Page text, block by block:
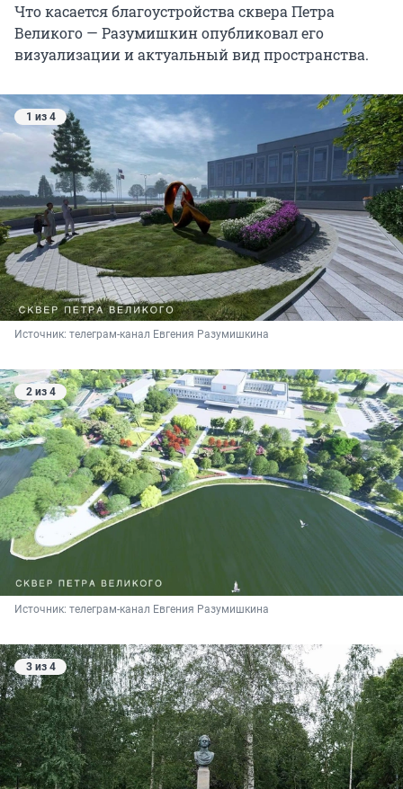
Что касается благоустройства сквера Петра
Великого — Разумишкин опубликовал его
визуализации и актуальный вид пространства.
1 из 4
Источник: телеграм-канал Евгения Разумишкина
2 из 4
Источник: телеграм-канал Евгения Разумишкина
3 из 4